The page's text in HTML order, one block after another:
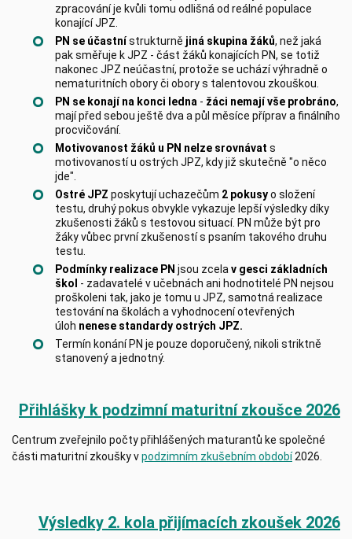
zpracování je kvůli tomu odlišná od reálné populace
konající JPZ.
PN se účastnístrukturně jiná skupina žáků, než jaká
pak směřuje k JPZ - část žáků konajících PN, se totiž
nakonec JPZ neúčastní, protože se uchází výhradně o
nematuritních obory či obory s talentovou zkouškou.
PN se konají na konci ledna - žáci nemají vše probráno,
mají před sebou ještě dva a půl měsíce příprav a finálního
procvičování.
Motivovanost žáků u PN nelze srovnávat s
motivovaností u ostrých JPZ, kdy již skutečně "o něco
jde".
Ostré JPZ poskytují uchazečům 2 pokusyo složení
testu, druhý pokus obvykle vykazuje lepší výsledky díky
zkušenosti žáků s testovou situací. PN může být pro
žáky vůbec první zkušeností s psaním takového druhu
testu.
Podmínky realizace PN jsou zcela v gesci základních
škol - zadavatelé v učebnách ani hodnotitelé PN nejsou
proškoleni tak, jako je tomu u JPZ, samotná realizace
testování na školách a vyhodnocení otevřených
úloh nenese standardy ostrých JPZ.
Termín konání PN je pouze doporučený, nikoli striktně
stanovený a jednotný.
Přihlášky k podzimní maturitní zkoušce 2026
Centrum zveřejnilo počty přihlášených maturantů ke společné
části maturitní zkoušky vpodzimním zkušebním období2026.
Výsledky 2. kola přijímacích zkoušek 2026